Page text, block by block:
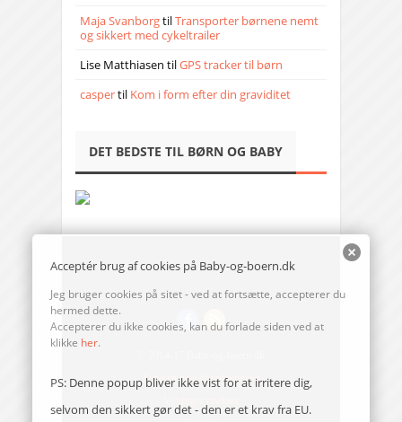
Maja SvanborgtilTransporter børnene nemt
og sikkert med cykeltrailer
Lise Matthiasen tilGPS tracker til børn
caspertil Kom i form efter din graviditet
DET BEDSTE TIL BØRN OG BABY
Send en mail til redaktionen
Acceptér brug af cookies på Baby-og-boern.dk
Jeg bruger cookies på sitet - ved at fortsætte, accepterer du
hermed dette.
Accepterer du ikke cookies, kan du forlade siden ved at
klikke her.
PS: Denne popup bliver ikke vist for at irritere dig,
selvom den sikkert gør det - den er et krav fra EU.